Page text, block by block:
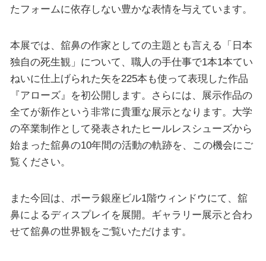
たフォームに依存しない豊かな表情を与えています。
本展では、舘鼻の作家としての主題とも言える「日本
独自の死生観」について、職人の手仕事で1本1本てい
ねいに仕上げられた矢を225本も使って表現した作品
『アローズ』を初公開します。さらには、展示作品の
全てが新作という非常に貴重な展示となります。大学
の卒業制作として発表されたヒールレスシューズから
始まった舘鼻の10年間の活動の軌跡を、この機会にご
覧ください。
また今回は、ポーラ銀座ビル1階ウィンドウにて、舘
鼻によるディスプレイを展開。ギャラリー展示と合わ
せて舘鼻の世界観をご覧いただけます。